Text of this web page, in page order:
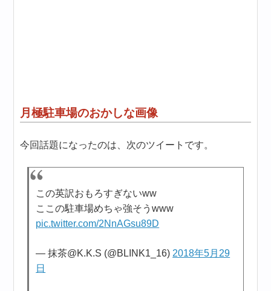
月極駐車場のおかしな画像
今回話題になったのは、次のツイートです。
この英訳おもろすぎないww
ここの駐車場めちゃ強そうwww
pic.twitter.com/2NnAGsu89D
— 抹茶@K.K.S (@BLINK1_16) 2018年5月29
日